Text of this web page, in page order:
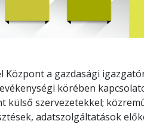
Központ a gazdasági
körében
külső szervezetekkel;
adatszolgáltatások